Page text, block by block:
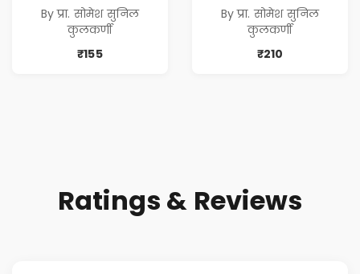
By प्रा. सोमेश सुनिल
कुलकर्णी
₹155
By प्रा. सोमेश सुनिल
कुलकर्णी
₹210
Ratings & Reviews